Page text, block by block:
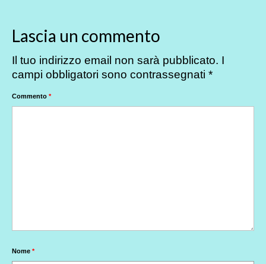
Lascia un commento
Il tuo indirizzo email non sarà pubblicato. I
campi obbligatori sono contrassegnati *
Commento *
Nome *